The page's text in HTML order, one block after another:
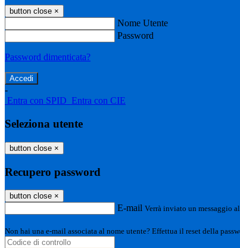
button close ×
Nome Utente
Password
Password dimenticata?
-
Entra con SPID Entra con CIE
Seleziona utente
button close ×
Recupero password
button close ×
E-mail Verrà inviato un messaggio
Non hai una e-mail associata al nome utente? Effettua il reset della